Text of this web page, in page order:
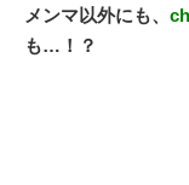
メンマ以外にも、
も…！？